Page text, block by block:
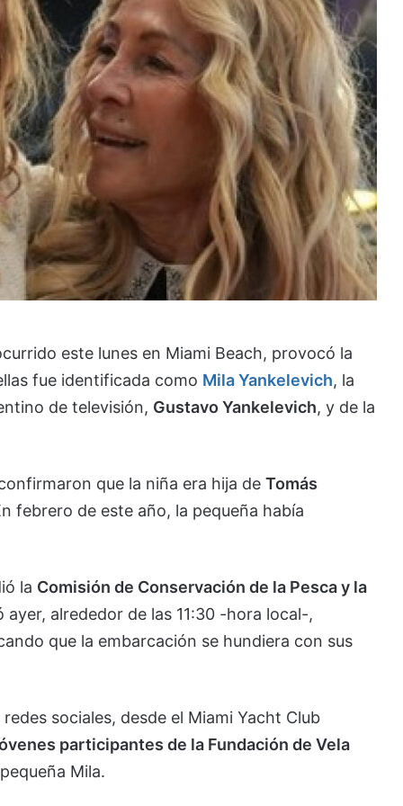
este lunes en Miami Beach, provocó la
fue identificada como Mila Yankelevich, la
de televisión, Gustavo Yankelevich, y de la
que la niña era hija de Tomás
febrero de este año, la pequeña había
la Comisión de Conservación de la Pesca y la
ayer, alrededor de las 11:30 -hora local-,
que la embarcación se hundiera con sus
sociales, desde el Miami Yacht Club
participantes de la Fundación de Vela
Mila.